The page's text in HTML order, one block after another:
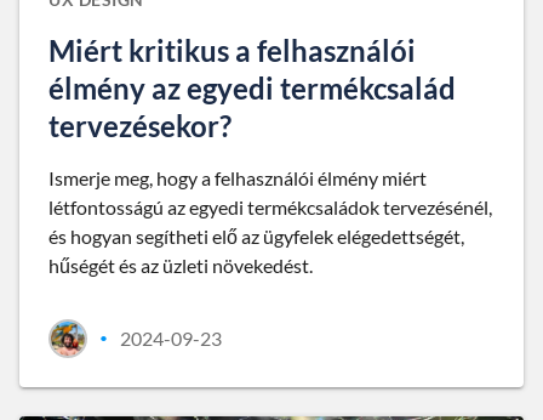
Miért kritikus a felhasználói
élmény az egyedi termékcsalád
tervezésekor?
Ismerje meg, hogy a felhasználói élmény miért
létfontosságú az egyedi termékcsaládok tervezésénél,
és hogyan segítheti elő az ügyfelek elégedettségét,
hűségét és az üzleti növekedést.
• 2024-09-23